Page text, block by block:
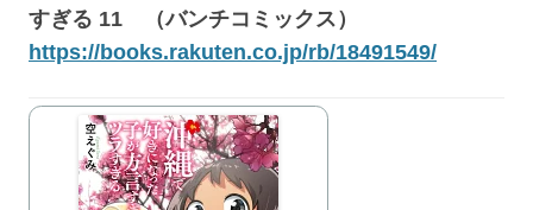
すぎる 11 （バンチコミックス）
https://books.rakuten.co.jp/rb/18491549/